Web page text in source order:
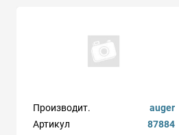
Производит.
auger
Артикул
87884